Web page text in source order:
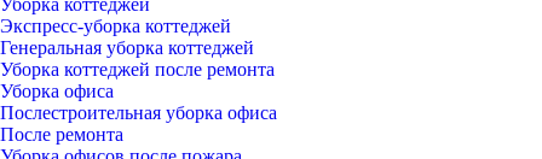
Уборка коттеджей
Экспресс-уборка коттеджей
Генеральная уборка коттеджей
Уборка коттеджей после ремонта
Уборка офиса
Послестроительная уборка офиса
После ремонта